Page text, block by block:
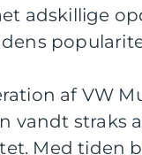
adskillige
af VW
vandt straks
Med tiden